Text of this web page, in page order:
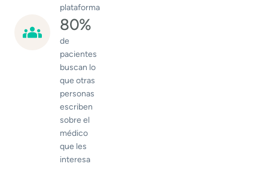
plataforma
80%
de
pacientes
buscan lo
que otras
personas
escriben
sobre el
médico
que les
interesa